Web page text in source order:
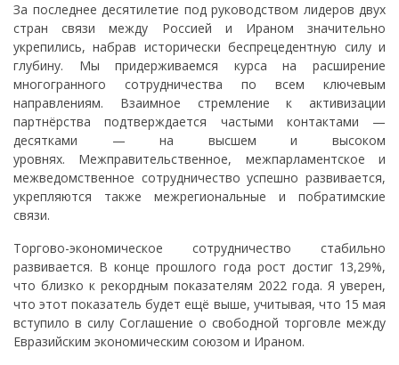
За последнее десятилетие под руководством лидеров двух
стран связи между Россией и Ираном значительно
укрепились, набрав исторически беспрецедентную силу и
глубину. Мы придерживаемся курса на расширение
многогранного сотрудничества по всем ключевым
направлениям. Взаимное стремление к активизации
партнёрства подтверждается частыми контактами —
десятками — на высшем и высоком
уровнях. Межправительственное, межпарламентское и
межведомственное сотрудничество успешно развивается,
укрепляются также межрегиональные и побратимские
связи.
Торгово-экономическое сотрудничество стабильно
развивается. В конце прошлого года рост достиг 13,29%,
что близко к рекордным показателям 2022 года. Я уверен,
что этот показатель будет ещё выше, учитывая, что 15 мая
вступило в силу Соглашение о свободной торговле между
Евразийским экономическим союзом и Ираном.